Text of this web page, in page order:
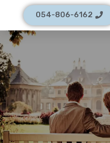
054-806-6162